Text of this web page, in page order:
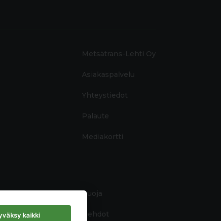
Metsätrans-Lehti Oy
Asiakaspalvelu
Yhteystiedot
Palaute
Mediakortti
Tietosuoja
Käyttöehdot
kaikki